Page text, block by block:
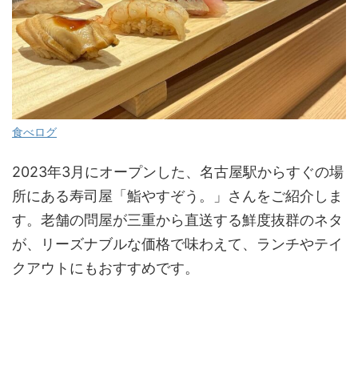
食べログ
2023年3月にオープンした、名古屋駅からすぐの場
所にある寿司屋「鮨やすぞう。」さんをご紹介しま
す。老舗の問屋が三重から直送する鮮度抜群のネタ
が、リーズナブルな価格で味わえて、ランチやテイ
クアウトにもおすすめです。